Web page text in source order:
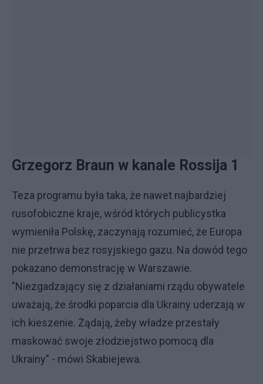
Grzegorz Braun w kanale Rossija 1
Teza programu była taka, że nawet najbardziej
rusofobiczne kraje, wśród których publicystka
wymieniła Polskę, zaczynają rozumieć, że Europa
nie przetrwa bez rosyjskiego gazu. Na dowód tego
pokazano demonstrację w Warszawie.
"Niezgadzający się z działaniami rządu obywatele
uważają, że środki poparcia dla Ukrainy uderzają w
ich kieszenie. Żądają, żeby władze przestały
maskować swoje złodziejstwo pomocą dla
Ukrainy" - mówi Skabiejewa.